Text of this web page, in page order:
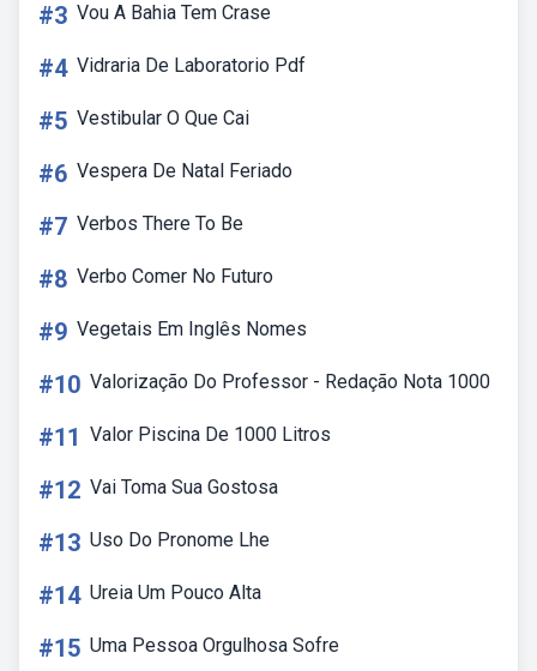
#3 Vou A Bahia Tem Crase
#4 Vidraria De Laboratorio Pdf
#5 Vestibular O Que Cai
#6 Vespera De Natal Feriado
#7 Verbos There To Be
#8 Verbo Comer No Futuro
#9 Vegetais Em Inglês Nomes
#10 Valorização Do Professor - Redação Nota 1000
#11 Valor Piscina De 1000 Litros
#12 Vai Toma Sua Gostosa
#13 Uso Do Pronome Lhe
#14 Ureia Um Pouco Alta
#15 Uma Pessoa Orgulhosa Sofre